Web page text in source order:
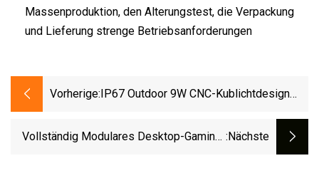
Massenproduktion, den Alterungstest, die Verpackung
und Lieferung strenge Betriebsanforderungen
Vorherige: IP67 Outdoor 9W CNC-Kublichtdesign
Eingebauter Treiber, Dimmbarer
Vollständig Modulares Desktop-Gaming- :nächste